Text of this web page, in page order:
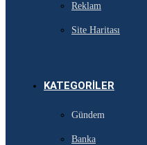
Reklam
Site Haritası
KATEGORILER
Gündem
Banka